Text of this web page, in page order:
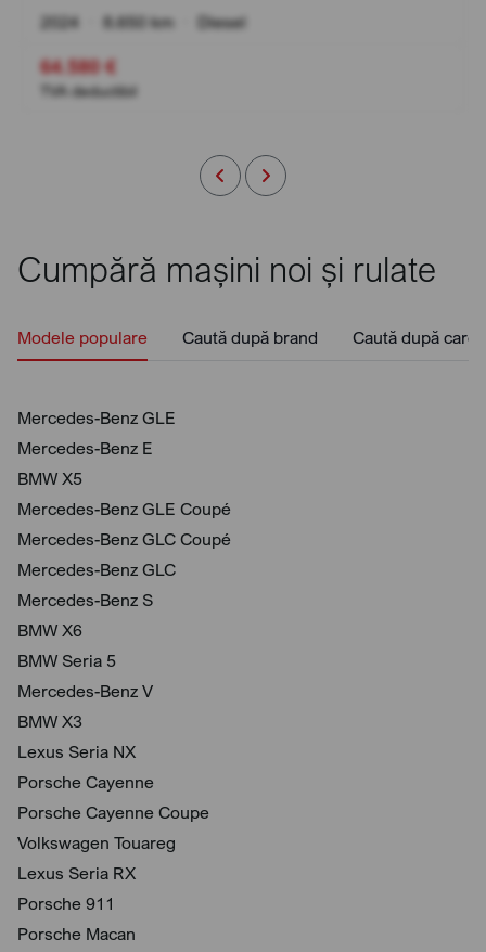
2024 8.650 km Diesel
64.580 €
TVA deductibil
Cumpără mașini noi și rulate
Modele populare Caută după brand Caută după
Mercedes-Benz GLE
Mercedes-Benz E
BMW X5
Mercedes-Benz GLE Coupé
Mercedes-Benz GLC Coupé
Mercedes-Benz GLC
Mercedes-Benz S
BMW X6
BMW Seria 5
Mercedes-Benz V
BMW X3
Lexus Seria NX
Porsche Cayenne
Porsche Cayenne Coupe
Volkswagen Touareg
Lexus Seria RX
Porsche 911
Porsche Macan